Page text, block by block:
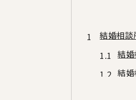
結婚相談
結
結
親